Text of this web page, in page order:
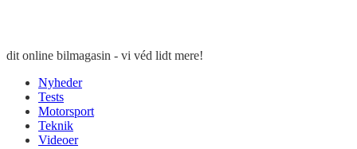
dit online bilmagasin - vi véd lidt mere!
Nyheder
Tests
Motorsport
Teknik
Videoer